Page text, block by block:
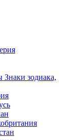
зодиака,